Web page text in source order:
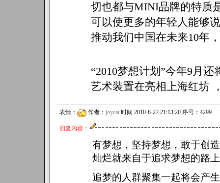
切也都与MINI品牌的特质
可以使更多的年轻人能够
推动我们中国在未来10年
“2010梦想计划”今年9月
艺术装置在亮相上海红坊
表情： 作者： joycat 时间 2010-8-27 21:13:20 序号：4299
回复内容：
有梦想，坚持梦想，敢于创
灿烂就来自于追求梦想的路
追梦的人群聚集一起将会产